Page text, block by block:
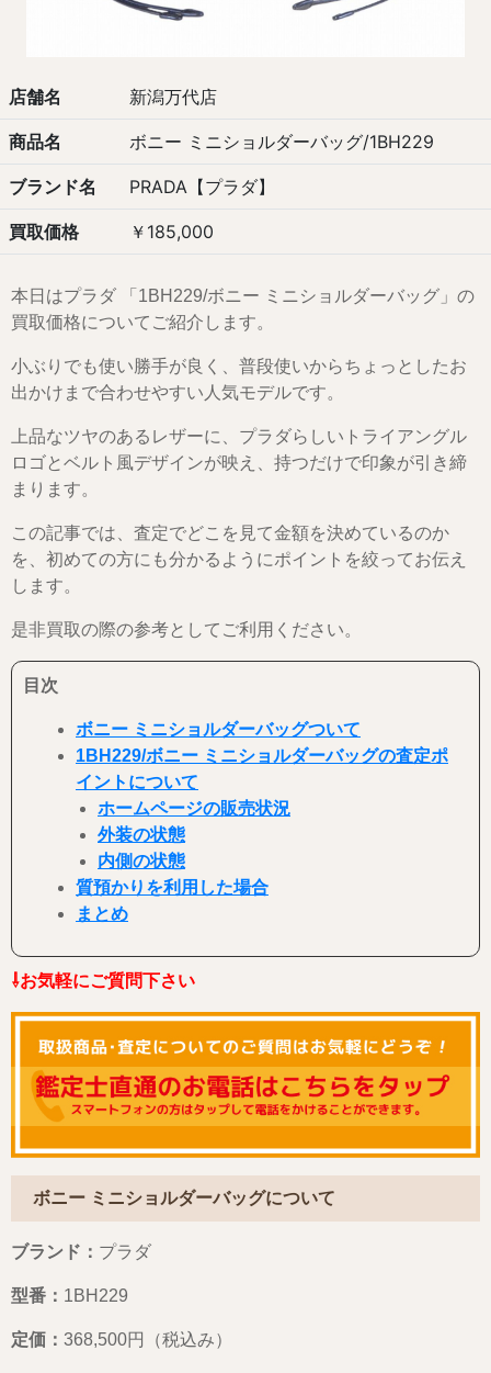
店舗名 新潟万代店
商品名 ボニー ミニショルダーバッグ/1BH229
ブランド名 PRADA【プラダ】
買取価格 ￥185,000
本日はプラダ 「1BH229/ボニー ミニショルダーバッグ」の
買取価格についてご紹介します。
小ぶりでも使い勝手が良く、普段使いからちょっとしたお
出かけまで合わせやすい人気モデルです。
上品なツヤのあるレザーに、プラダらしいトライアングル
ロゴとベルト風デザインが映え、持つだけで印象が引き締
まります。
この記事では、査定でどこを見て金額を決めているのか
を、初めての方にも分かるようにポイントを絞ってお伝え
します。
是非買取の際の参考としてご利用ください。
目次
ボニー ミニショルダーバッグついて
1BH229/ボニー ミニショルダーバッグの査定ポ
イントについて
ホームページの販売状況
外装の状態
内側の状態
質預かりを利用した場合
まとめ
⇩お気軽にご質問下さい
ボニー ミニショルダーバッグについて
ブランド： プラダ
型番： 1BH229
定価： 368,500円（税込み）